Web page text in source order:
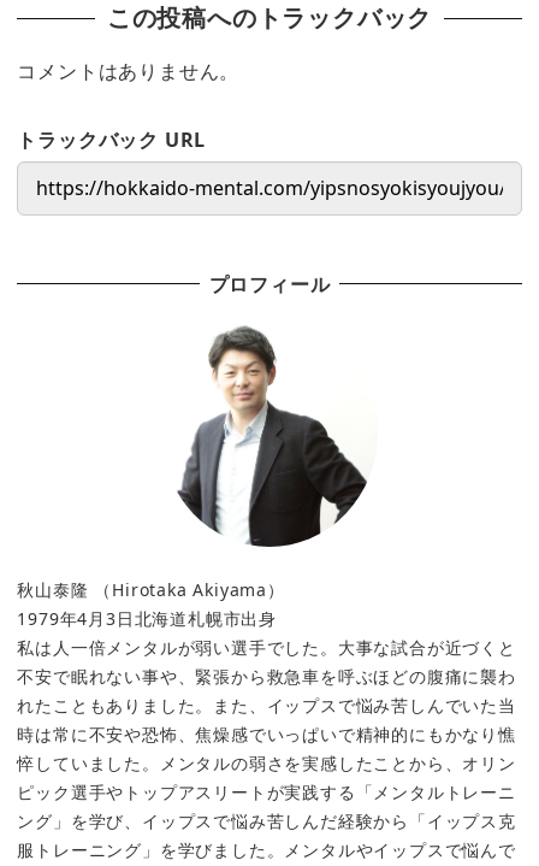
この投稿へのトラックバック
コメントはありません。
トラックバック URL
プロフィール
秋山泰隆 （Hirotaka Akiyama）
1979年4月3日北海道札幌市出身
私は人一倍メンタルが弱い選手でした。大事な試合が近づくと
不安で眠れない事や、緊張から救急車を呼ぶほどの腹痛に襲わ
れたこともありました。また、イップスで悩み苦しんでいた当
時は常に不安や恐怖、焦燥感でいっぱいで精神的にもかなり憔
悴していました。メンタルの弱さを実感したことから、オリン
ピック選手やトップアスリートが実践する「メンタルトレーニ
ング」を学び、イップスで悩み苦しんだ経験から「イップス克
服トレーニング」を学びました。メンタルやイップスで悩んで